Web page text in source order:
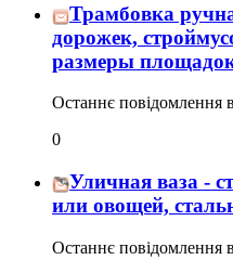
Трамбовка
дорожек,
размеры
Останнє повідомлення
0
Уличная ваза -
или овощей,
Останнє повідомлення